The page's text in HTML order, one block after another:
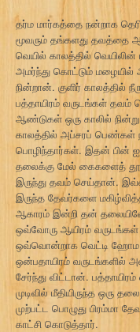
தர்ம மார்கத்தை நன்றாக
மூவரும் தங்களது தவத்தை
வெயில் காலத்தில்
அமர்ந்து கொட்டும் மழையில்
நின்றான். குளிர் காலத்தில்
பத்தாயிரம் வருடங்கள்
ஆண்டுகள் ஒரு காலில்
காலத்தில் அப்சரப் பெண்கள்
பொழிந்தார்கள். இதன் பின்
தலைக்கு மேல் கைகளைத்
இருந்து தவம் செய்தான்.
இருந்த தேவர்களை
ஆகாரம் இன்றி தன்
ஒவ்வோரு ஆயிரம் வருடங்கள்
ஒவ்வொன்றாக வெட்டி ஹோம
ஒன்பதாயிரம் வருடங்களில்
சேர்ந்து விட்டான்.
முடிவில் மீதியிருந்த ஒரு
முற்பட்ட பொழுது பிரம்மா
காட்சி கொடுத்தார்.